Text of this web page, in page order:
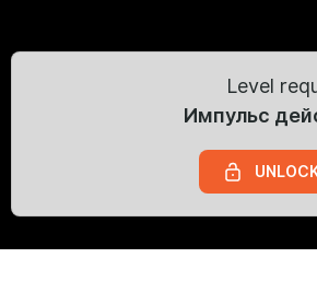
Level
Импульс